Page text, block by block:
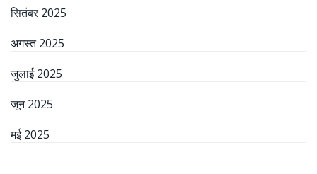
सितंबर 2025
अगस्त 2025
जुलाई 2025
जून 2025
मई 2025